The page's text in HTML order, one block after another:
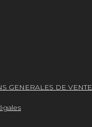
GENERALES DE VENTE